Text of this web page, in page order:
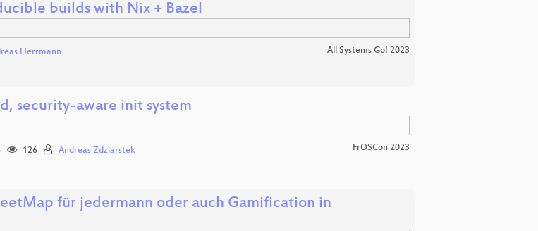
builds with Nix + Bazel
Herrmann All Systems Go! 2023
security-aware init system
126 Andreas Zdziarstek FrOSCon 2023
für jedermann oder auch Gamification in